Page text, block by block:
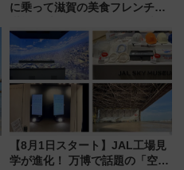
に乗って滋賀の美食フレンチを
「52席の至福」で味わう近江牛
や伝統文化の特別コラボ
【8月1日スタート】JAL工場見
学が進化！ 万博で話題の「空飛